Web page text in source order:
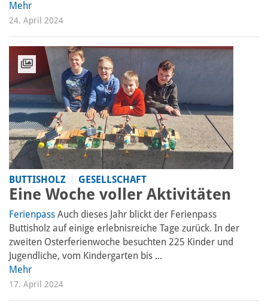
Mehr
24. April 2024
BUTTISHOLZ GESELLSCHAFT
Eine Woche voller Aktivitäten
Ferienpass Auch dieses Jahr blickt der Ferienpass
Buttisholz auf einige erlebnisreiche Tage zurück. In der
zweiten Osterferienwoche besuchten 225 Kinder und
Jugendliche, vom Kindergarten bis ...
Mehr
17. April 2024